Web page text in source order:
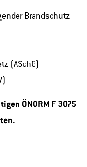
Brandschutz
(ASchG)
ÖNORM F 3075